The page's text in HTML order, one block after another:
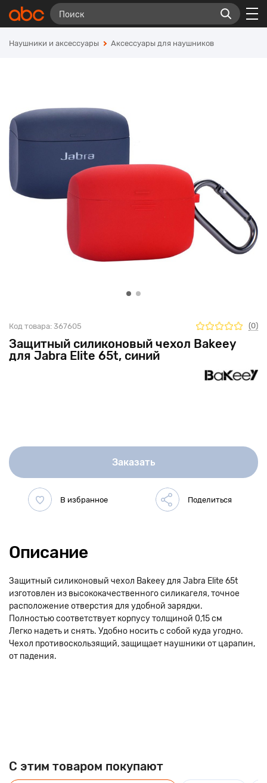
Наушники и аксессуары Аксессуары для наушников
Защитный силиконовый чехол Bakeey
для Jabra Elite 65t, синий
Код товара: 367605 (0)
Заказать
Описание
Защитный силиконовый чехол Bakeey для Jabra Elite 65t
изготовлен из высококачественного силикагеля, точное
расположение отверстия для удобной зарядки.
Полностью соответствует корпусу толщиной 0,15 см
Легко надеть и снять. Удобно носить с собой куда угодно.
Чехол противоскользящий, защищает наушники от царапин,
от падения.
C этим товаром покупают